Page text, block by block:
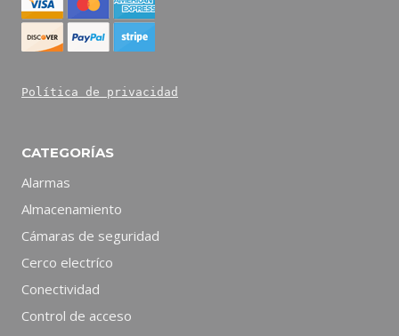
Política de privacidad
CATEGORÍAS
Alarmas
Almacenamiento
Cámaras de seguridad
Cerco electríco
Conectividad
Control de acceso